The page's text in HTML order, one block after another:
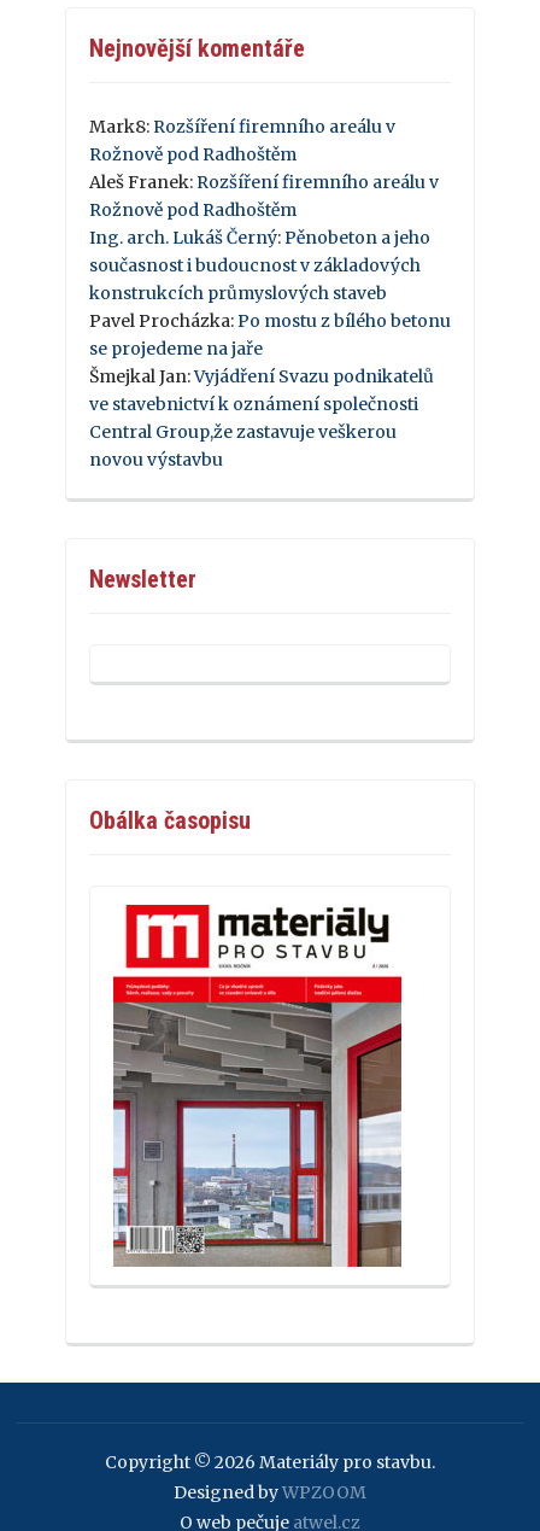
Nejnovější komentáře
Mark8: Rozšíření firemního areálu v
Rožnově pod Radhoštěm
Aleš Franek: Rozšíření firemního areálu v
Rožnově pod Radhoštěm
Ing. arch. Lukáš Černý: Pěnobeton a jeho
současnost i budoucnost v základových
konstrukcích průmyslových staveb
Pavel Procházka: Po mostu z bílého betonu
se projedeme na jaře
Šmejkal Jan:Vyjádření Svazu podnikatelů
ve stavebnictví k oznámení společnosti
Central Group,že zastavuje veškerou
novou výstavbu
Newsletter
Obálka časopisu
Copyright © 2026 Materiály pro stavbu.
Designed byWPZOOM
O web pečuje atwel.cz